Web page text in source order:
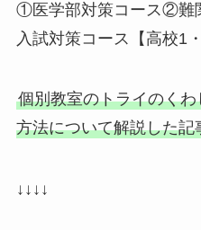
①医学部対策コース②難
入試対策コース【高校1
個別教室のトライのく
方法について解説した記
↓↓↓↓